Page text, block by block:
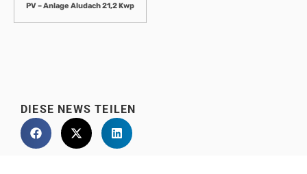
DIESE NEWS TEILEN
PV – Anlage Aludach 21,2 Kwp